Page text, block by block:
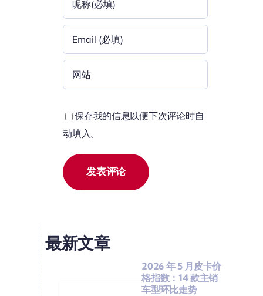
保存我的信息以便下次评论时自
动填入。
最新文章
2026 年 5 月皮卡价
格指数：14 款主销
车型环比走势